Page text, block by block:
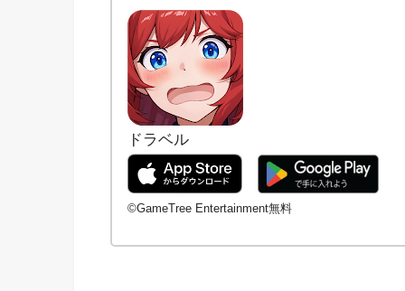
ドラベル
©GameTree Entertainment無料